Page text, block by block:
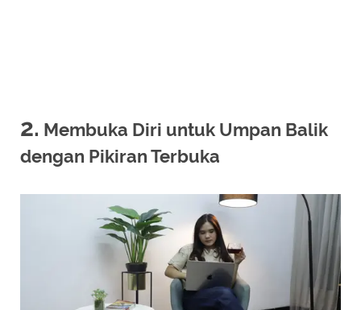
2. Membuka Diri untuk Umpan Balik
dengan Pikiran Terbuka